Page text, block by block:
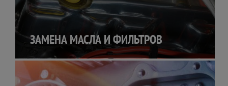
ЗАМЕНА МАСЛА И ФИЛЬТРОВ